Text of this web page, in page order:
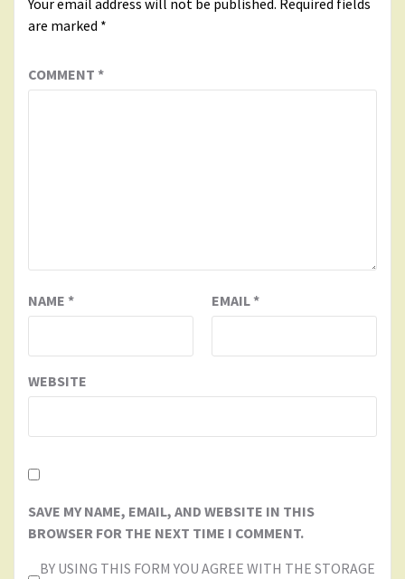
are marked *
COMMENT *
NAME * EMAIL*
WEBSITE
SAVE MY NAME, EMAIL, AND WEBSITE IN THIS
BROWSER FOR THE NEXT TIME I COMMENT.
BY USING THIS FORM YOU AGREE WITH THE STORAGE